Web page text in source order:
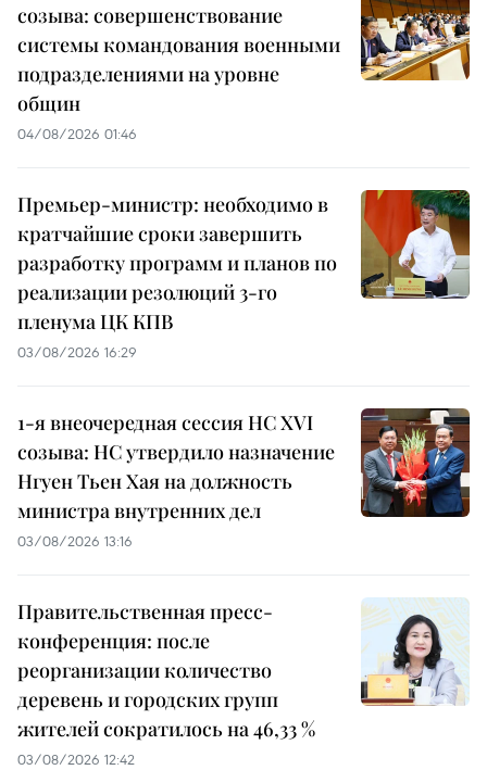
созыва: совершенствование
системы командования военными
подразделениями на уровне
общин
04/08/2026 01:46
Премьер-министр: необходимо в
кратчайшие сроки завершить
разработку программ и планов по
реализации резолюций 3-го
пленума ЦК КПВ
03/08/2026 16:29
1-я внеочередная сессия НС XVI
созыва: НС утвердило назначение
Нгуен Тьен Хая на должность
министра внутренних дел
03/08/2026 13:16
Правительственная пресс-
конференция: после
реорганизации количество
деревень и городских групп
жителей сократилось на 46,33 %
03/08/2026 12:42